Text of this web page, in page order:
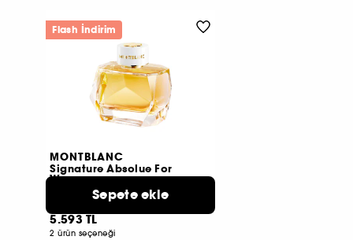
MONTBLANC
Signature Absolue For
Woman
Eau de Parfum
5.593 TL
2 ürün seçeneği
Sepete ekle
Flash İndirim